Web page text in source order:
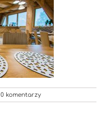
0 komentarzy